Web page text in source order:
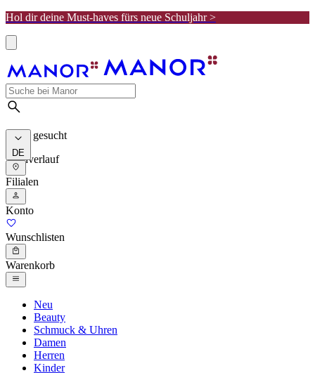
Hol dir deine Must-haves fürs neue Schuljahr >
Meist gesucht
Suchverlauf
DE
Filialen
Konto
Wunschlisten
Warenkorb
Neu
Beauty
Schmuck & Uhren
Damen
Herren
Kinder